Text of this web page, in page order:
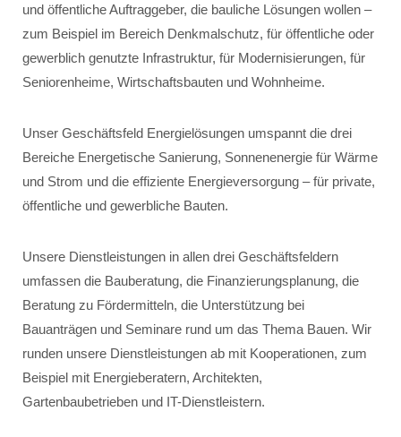
und öffentliche Auftraggeber, die bauliche Lösungen wollen –
zum Beispiel im Bereich Denkmalschutz, für öffentliche oder
gewerblich genutzte Infrastruktur, für Modernisierungen, für
Seniorenheime, Wirtschaftsbauten und Wohnheime.
Unser Geschäftsfeld Energielösungen umspannt die drei
Bereiche Energetische Sanierung, Sonnenenergie für Wärme
und Strom und die effiziente Energieversorgung – für private,
öffentliche und gewerbliche Bauten.
Unsere Dienstleistungen in allen drei Geschäftsfeldern
umfassen die Bauberatung, die Finanzierungsplanung, die
Beratung zu Fördermitteln, die Unterstützung bei
Bauanträgen und Seminare rund um das Thema Bauen. Wir
runden unsere Dienstleistungen ab mit Kooperationen, zum
Beispiel mit Energieberatern, Architekten,
Gartenbaubetrieben und IT-Dienstleistern.